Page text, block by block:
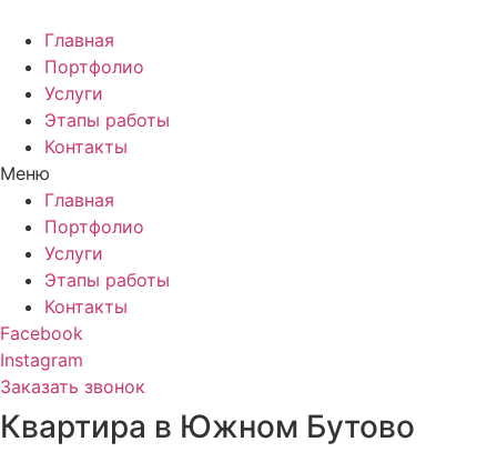
Главная
Портфолио
Услуги
Этапы работы
Контакты
Меню
Главная
Портфолио
Услуги
Этапы работы
Контакты
Facebook
Instagram
Заказать звонок
Квартира в Южном Бутово